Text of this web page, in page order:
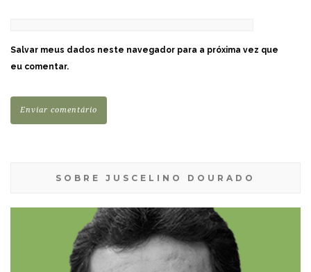
Salvar meus dados neste navegador para a próxima vez que
eu comentar.
SOBRE JUSCELINO DOURADO